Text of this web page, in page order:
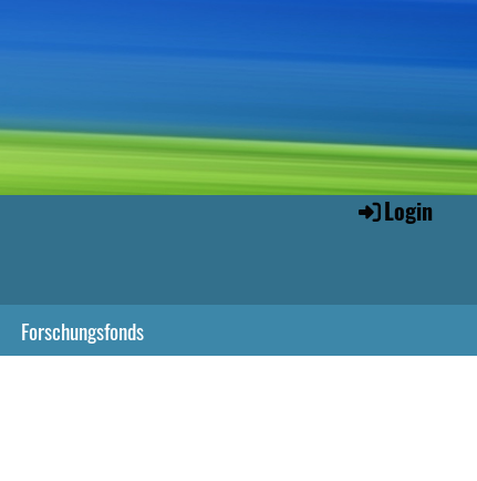
Login
Forschungsfonds